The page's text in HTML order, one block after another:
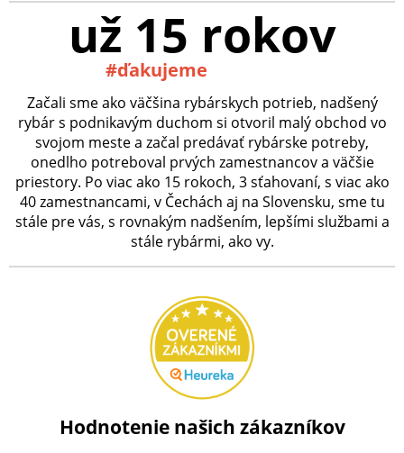
už 15 rokov
#ďakujeme
Začali sme ako väčšina rybárskych potrieb, nadšený
rybár s podnikavým duchom si otvoril malý obchod vo
svojom meste a začal predávať rybárske potreby,
onedlho potreboval prvých zamestnancov a väčšie
priestory. Po viac ako 15 rokoch, 3 sťahovaní, s viac ako
40 zamestnancami, v Čechách aj na Slovensku, sme tu
stále pre vás, s rovnakým nadšením, lepšími službami a
stále rybármi, ako vy.
Hodnotenie našich zákazníkov